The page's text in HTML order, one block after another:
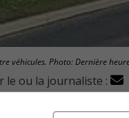
véhicules. Photo: Dernière
le ou la journaliste :